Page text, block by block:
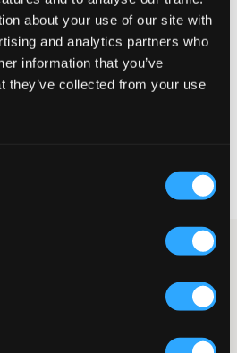
about your use of our site with
and analytics partners who
information that you’ve
they’ve collected from your use
Perfect Te groot
MAATTABEL
MAAT
60 dagen
heeft een ronde hals en een